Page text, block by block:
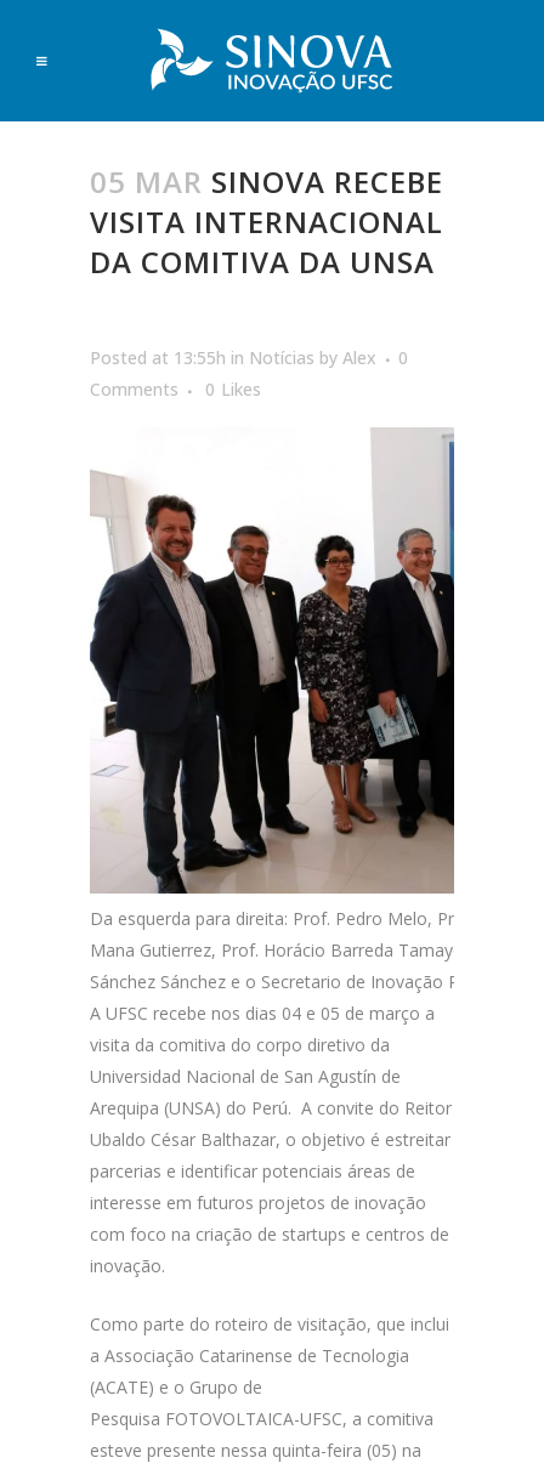
05 MAR SINOVA RECEBE
VISITA INTERNACIONAL
DA COMITIVA DA UNSA
Posted at 13:55h in Notícias by Alex
0
Comments
0 Likes
Da esquerda para direita: Prof. Pedro Melo, Prof. Fred
Mana Gutierrez, Prof. Horácio Barreda Tamayo, Reitor
Sánchez Sánchez e o Secretario de Inovação Prof.
A UFSC recebe nos dias 04 e 05 de março a
visita da comitiva do corpo diretivo da
Universidad Nacional de San Agustín de
Arequipa (UNSA) do Perú. A convite do Reitor
Ubaldo César Balthazar, o objetivo é estreitar
parcerias e identificar potenciais áreas de
interesse em futuros projetos de inovação
com foco na criação de startups e centros de
inovação.
Como parte do roteiro de visitação, que inclui
a Associação Catarinense de Tecnologia
(ACATE) e o Grupo de
Pesquisa FOTOVOLTAICA-UFSC, a comitiva
esteve presente nessa quinta-feira (05) na